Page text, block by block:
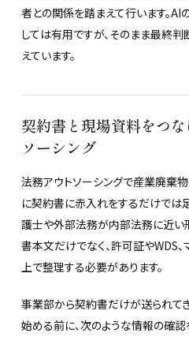
者との関係を踏まえて行います。AI
しては有用ですが、そのまま最終
えています。
契約書と現場資料をつ
ソーシング
法務アウトソーシングで産業廃棄
に契約書に赤入れをするだけでは
護士や外部法務が内部法務に近い
書本文だけでなく、許可証やWDS
上で整理する必要があります。
事業部から契約書だけが送られて
始める前に、次のような情報の確認